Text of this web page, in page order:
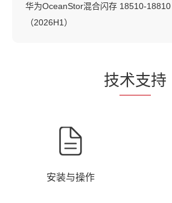
华为OceanStor混合闪存 18510-
（2026H1）
技术支持
安装与操作